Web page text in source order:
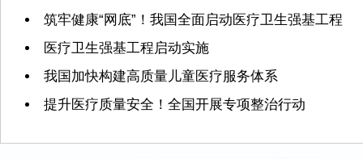
筑牢健康“网底”！我国全面启动医疗卫生强基工程
医疗卫生强基工程启动实施
我国加快构建高质量儿童医疗服务体系
提升医疗质量安全！全国开展专项整治行动